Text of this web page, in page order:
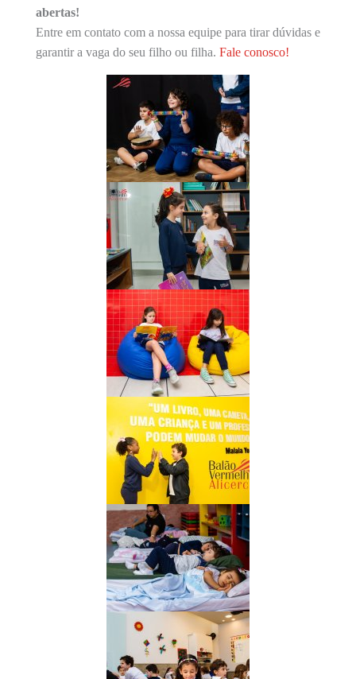
abertas!
Entre em contato com a nossa equipe para tirar dúvidas e
garantir a vaga do seu filho ou filha. Fale conosco!